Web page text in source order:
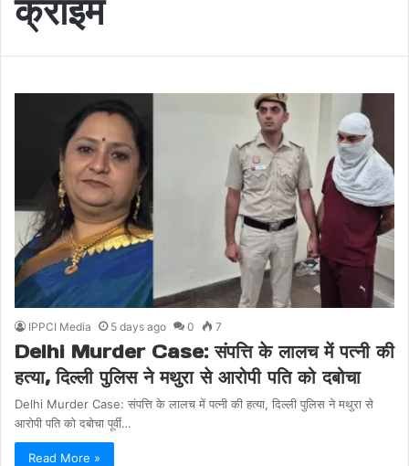
क्राइम
IPPCI Media 5 days ago 0 7
Delhi Murder Case: संपत्ति के लालच में पत्नी की
हत्या, दिल्ली पुलिस ने मथुरा से आरोपी पति को दबोचा
Delhi Murder Case: संपत्ति के लालच में पत्नी की हत्या, दिल्ली पुलिस ने मथुरा से
आरोपी पति को दबोचा पूर्वी…
Read More »